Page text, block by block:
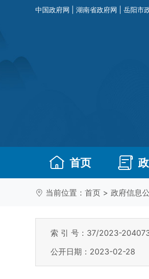
中国政府网 湖南省政府网 岳阳市
首页
当前位置： 首页 > 政府信息
索 引 号：37/2023-
公开日期：2023-02-28